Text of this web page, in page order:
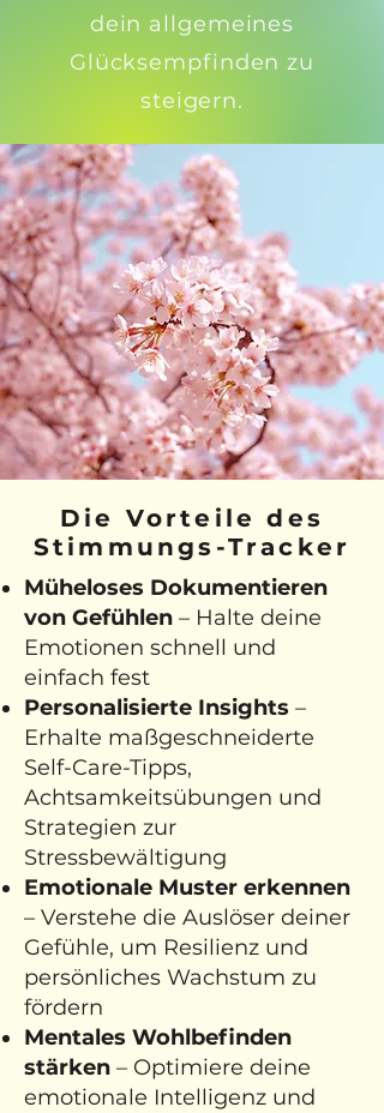
dein allgemeines
Glücksempfinden zu
steigern.
Die Vorteile des
Stimmungs-Tracker
Müheloses Dokumentieren
von Gefühlen – Halte deine
Emotionen schnell und
einfach fest
Personalisierte Insights –
Erhalte maßgeschneiderte
Self-Care-Tipps,
Achtsamkeitsübungen und
Strategien zur
Stressbewältigung
Emotionale Muster erkennen
– Verstehe die Auslöser deiner
Gefühle, um Resilienz und
persönliches Wachstum zu
fördern
Mentales Wohlbefinden
stärken – Optimiere deine
emotionale Intelligenz und